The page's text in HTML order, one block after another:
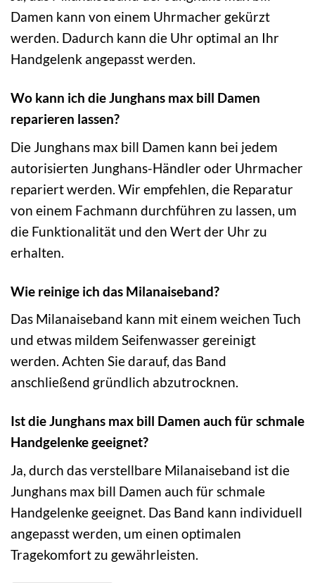
Damen kann von einem Uhrmacher gekürzt
werden. Dadurch kann die Uhr optimal an Ihr
Handgelenk angepasst werden.
Wo kann ich die Junghans max bill Damen
reparieren lassen?
Die Junghans max bill Damen kann bei jedem
autorisierten Junghans-Händler oder Uhrmacher
repariert werden. Wir empfehlen, die Reparatur
von einem Fachmann durchführen zu lassen, um
die Funktionalität und den Wert der Uhr zu
erhalten.
Wie reinige ich das Milanaiseband?
Das Milanaiseband kann mit einem weichen Tuch
und etwas mildem Seifenwasser gereinigt
werden. Achten Sie darauf, das Band
anschließend gründlich abzutrocknen.
Ist die Junghans max bill Damen auch für schmale
Handgelenke geeignet?
Ja, durch das verstellbare Milanaiseband ist die
Junghans max bill Damen auch für schmale
Handgelenke geeignet. Das Band kann individuell
angepasst werden, um einen optimalen
Tragekomfort zu gewährleisten.